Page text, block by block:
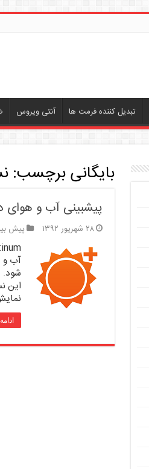
تبدیل کننده فرمت ها آنتی ویروس
بایگانی برچسب:
پیشبینی آب و هوای
۲۸ شهریور ۱۳۹۲ پیش
شود.